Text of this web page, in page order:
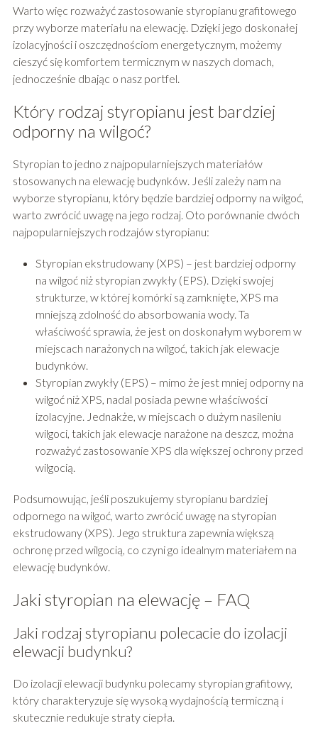
Warto więc rozważyć zastosowanie styropianu grafitowego
przy wyborze materiału na elewację. Dzięki jego doskonałej
izolacyjności i oszczędnościom energetycznym, możemy
cieszyć się komfortem termicznym w naszych domach,
jednocześnie dbając o nasz portfel.
Który rodzaj styropianu jest bardziej
odporny na wilgoć?
Styropian to jedno z najpopularniejszych materiałów
stosowanych na elewację budynków. Jeśli zależy nam na
wyborze styropianu, który będzie bardziej odporny na wilgoć,
warto zwrócić uwagę na jego rodzaj. Oto porównanie dwóch
najpopularniejszych rodzajów styropianu:
Styropian ekstrudowany (XPS) – jest bardziej odporny
na wilgoć niż styropian zwykły (EPS). Dzięki swojej
strukturze, w której komórki są zamknięte, XPS ma
mniejszą zdolność do absorbowania wody. Ta
właściwość sprawia, że jest on doskonałym wyborem w
miejscach narażonych na wilgoć, takich jak elewacje
budynków.
Styropian zwykły (EPS) – mimo że jest mniej odporny na
wilgoć niż XPS, nadal posiada pewne właściwości
izolacyjne. Jednakże, w miejscach o dużym nasileniu
wilgoci, takich jak elewacje narażone na deszcz, można
rozważyć zastosowanie XPS dla większej ochrony przed
wilgocią.
Podsumowując, jeśli poszukujemy styropianu bardziej
odpornego na wilgoć, warto zwrócić uwagę na styropian
ekstrudowany (XPS). Jego struktura zapewnia większą
ochronę przed wilgocią, co czyni go idealnym materiałem na
elewację budynków.
Jaki styropian na elewację – FAQ
Jaki rodzaj styropianu polecacie do izolacji
elewacji budynku?
Do izolacji elewacji budynku polecamy styropian grafitowy,
który charakteryzuje się wysoką wydajnością termiczną i
skutecznie redukuje straty ciepła.